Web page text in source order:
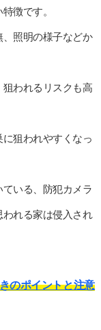
徴です。
照明の様子などか
われるリスクも高
狙われやすくなっ
いる、防犯カメラ
れる家は侵入され
のポイントと注意